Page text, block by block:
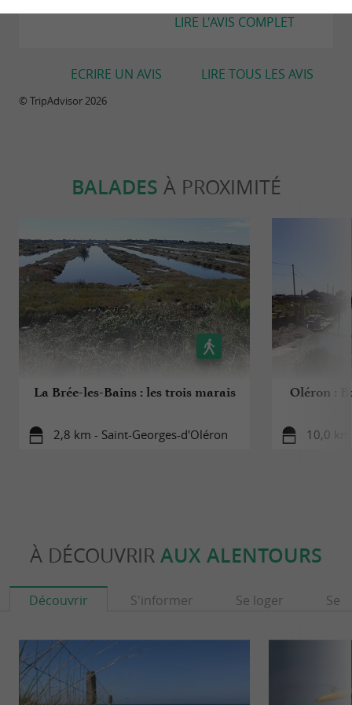
LIRE L'AVIS COMPLET
LIRE TOUS LES AVIS
ECRIRE UN AVIS
© TripAdvisor 2026
BALADES À PROXIMITÉ
La Brée-les-Bains : les trois marais
2,8 km - Saint-Georges-d'Oléron
Oléron :
10,0
À DÉCOUVRIR AUX ALENTOURS
Découvrir S'informer Se loger Se